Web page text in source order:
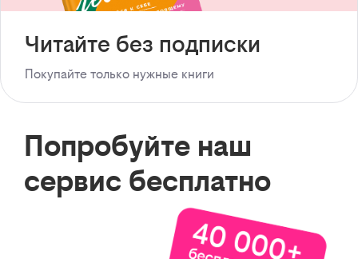
Читайте без подписки
Покупайте только нужные книги
Попробуйте наш
сервис бесплатно